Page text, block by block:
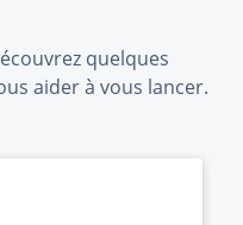
quelques
aider à vous lancer.